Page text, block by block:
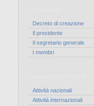
Decreto di creazione
Il presidente
Il segretario generale
I membri
Attività nazionali
Attività internazionali